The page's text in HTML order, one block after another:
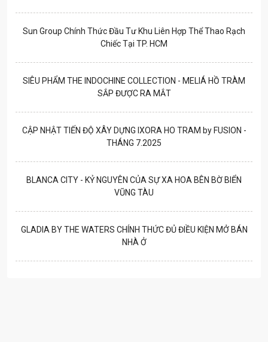
Sun Group Chính Thức Đầu Tư Khu Liên Hợp Thể Thao Rạch
Chiếc Tại TP. HCM
SIÊU PHẨM THE INDOCHINE COLLECTION - MELIÁ HỒ TRÀM
SẮP ĐƯỢC RA MẮT
CẬP NHẬT TIẾN ĐỘ XÂY DỰNG IXORA HO TRAM by FUSION -
THÁNG 7.2025
BLANCA CITY - KỶ NGUYÊN CỦA SỰ XA HOA BÊN BỜ BIỂN
VŨNG TÀU
GLADIA BY THE WATERS CHÍNH THỨC ĐỦ ĐIỀU KIỆN MỞ BÁN
NHÀ Ở